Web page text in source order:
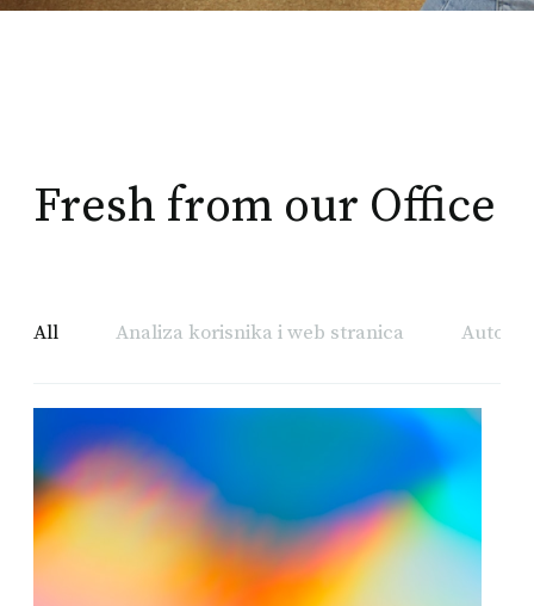
Fresh from our Office
All Analiza korisnika i web stranica